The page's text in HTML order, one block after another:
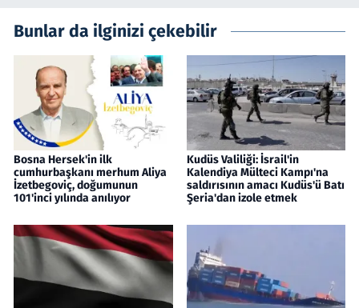
Bunlar da ilginizi çekebilir
Bosna Hersek'in ilk
cumhurbaşkanı merhum Aliya
İzetbegoviç, doğumunun
101'inci yılında anılıyor
Kudüs Valiliği: İsrail'in
Kalendiya Mülteci Kampı'na
saldırısının amacı Kudüs'ü Batı
Şeria'dan izole etmek